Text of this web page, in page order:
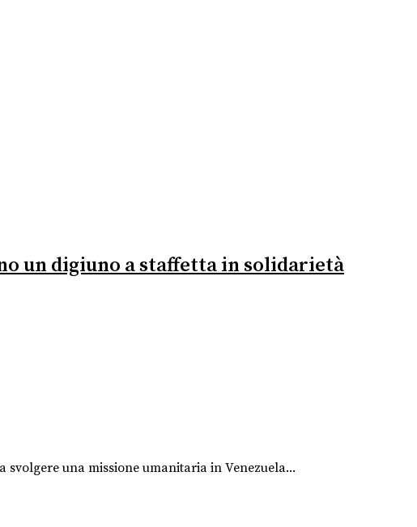
un digiuno a staffetta in solidarietà
una missione umanitaria in Venezuela...